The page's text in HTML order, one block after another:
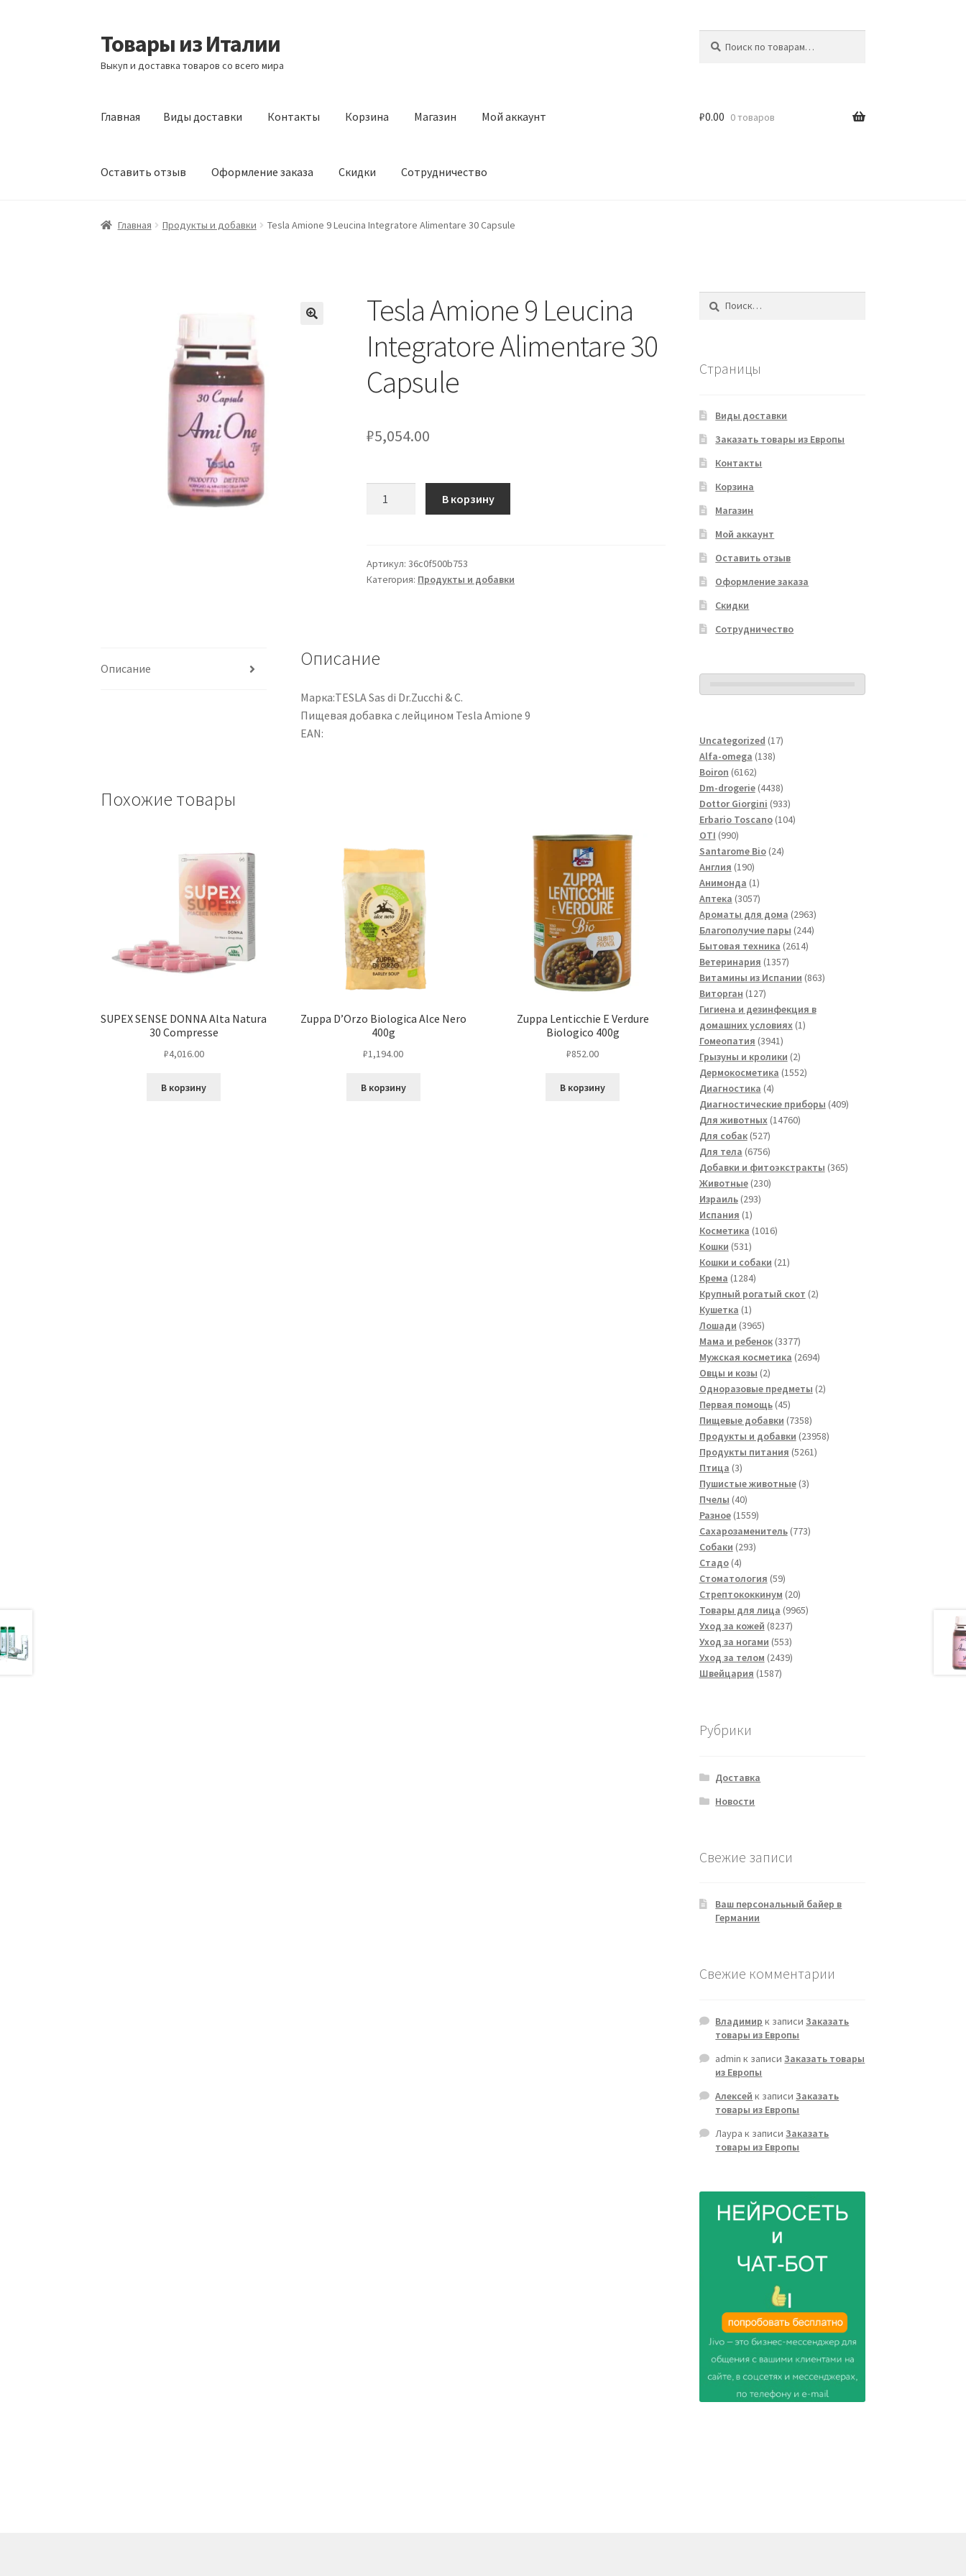
Перейти
к
навигации
Перейти
к
содержимому
Товары из Италии
Выкуп и доставка товаров со всего мира
Главная Виды доставки Контакты Корзина Магазин Мой аккаунт
Оставить отзыв Оформление заказа Скидки Сотрудничество
Главная Виды доставки Контакты Корзина Магазин Мой аккаунт Оставить отзыв
₽0.00 0 товаров
Главная Продукты и добавки Tesla Amione 9 Leucina Integratore Alimentare 30 Capsule
Tesla Amione 9 Leucina
Integratore Alimentare 30
Capsule
₽5,054.00
9
Leucina
Capsule
В корзину
Артикул:36c0f500b753
Категория: Продукты и добавки
Описание Описание
Марка:TESLA Sas di Dr.Zucchi & C.
Пищевая добавка с лейцином Tesla Amione 9
EAN:
Похожие товары
SUPEX SENSE DONNA Alta Natura
30 Compresse
₽4,016.00
В корзину
Zuppa D’Orzo Biologica Alce Nero
400g
₽1,194.00
В корзину
Zuppa Lenticchie E Verdure
Biologico 400g
₽852.00
В корзину
Страницы
Виды доставки
Заказать товары из Европы
Контакты
Корзина
Магазин
Мой аккаунт
Оставить отзыв
Оформление заказа
Скидки
Сотрудничество
Uncategorized 1717
Alfa-omega 138138
Boiron 61626162
товара
Dm-drogerie 44384438
товаров
Dottor Giorgini 933933
товара
Erbario Toscano 104104
OTI 990990
товаров
Santarome Bio 2424
Англия 190190
товаров
Анимонда 11
товар
Аптека 30573057
товаров
Ароматы для дома 29632963
товара
Благополучие пары 244244
Бытовая техника 26142614
Ветеринария 13571357
товаров
Витамины из Испании 863863
Виторган 127127
товаров
Гигиена и дезинфекция в
домашних условиях 11
Гомеопатия 39413941
товар
Грызуны и кролики 22
товара
Дермокосметика 15521552
Диагностика 44
товара
Диагностические приборы 409409
Для животных 1476014760
Для собак 527527
товаров
Для тела 67566756
товаров
Добавки и фитоэкстракты 365365
Животные 230230
Израиль 293293
Испания 11
товар
Косметика 10161016
Кошки 531531
товар
Кошки и собаки 2121
Крема 12841284
товара
Крупный рогатый скот 22
Кушетка 11
товар
Лошади 39653965
товаров
Мама и ребенок 33773377
товаров
Мужская косметика 26942694
Овцы и козы 22
товара
Одноразовые предметы 22
Первая помощь 4545
товаров
Пищевые добавки 73587358
товаров
Продукты и добавки 2395823958
Продукты питания 52615261
Птица 33
товара
Пушистые животные 33
Пчелы 4040
товаров
Разное 15591559
товаров
Сахарозаменитель 773773
Собаки 293293
Стадо 44
товара
Стоматология 5959
товаров
Стрептококкинум 2020
товаров
Товары для лица 99659965
Уход за кожей 82378237
товаров
Уход за ногами 553553
товара
Уход за телом 24392439
Швейцария 15871587
Рубрики
Доставка
Новости
Свежие записи
Ваш персональный байер в
Германии
Свежие комментарии
Владимир к записиЗаказать
товары из Европы
admin к записиЗаказать товары
из Европы
Алексей к записиЗаказать
товары из Европы
Лаура к записиЗаказать
товары из Европы